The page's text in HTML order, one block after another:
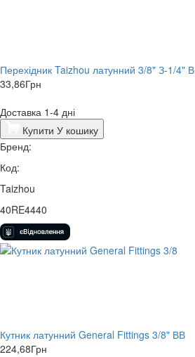
Перехідник Taizhou латунний 3/8" З-1/4" В
33,86Грн
Доставка 1-4 дні
Купити У кошику
Бренд:
Код:
Taizhou
40RE4440
Кутник латунний General Fittings 3/8" ВВ
224,68Грн